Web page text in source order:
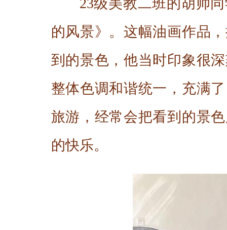
23级美教二班的胡帅
的风景》。这幅油画作品
到的景色，他当时印象很
整体色调和谐统一，充满
旅游，经常会把看到的景
的快乐。